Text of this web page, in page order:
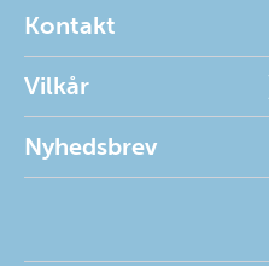
Kontakt
Vilkår
Nyhedsbrev